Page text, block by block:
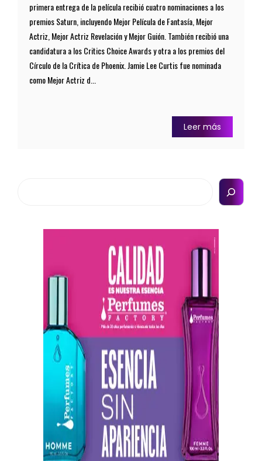
primera entrega de la película recibió cuatro nominaciones a los
premios Saturn, incluyendo Mejor Película de Fantasía, Mejor
Actriz, Mejor Actriz Revelación y Mejor Guión. También recibió una
candidatura a los Critics Choice Awards y otra a los premios del
Círculo de la Crítica de Phoenix. Jamie Lee Curtis fue nominada
como Mejor Actriz d...
Leer más